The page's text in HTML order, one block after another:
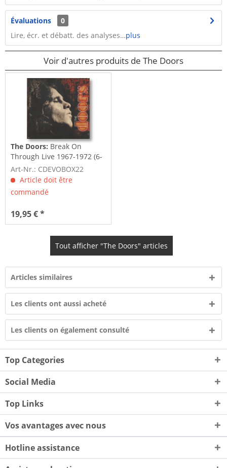
Évaluations
0
Lire, écr. et débatt. des analyses…plus
Voir d'autres produits de The Doors
The Doors: Break On
Through Live 1967-1972 (6-
CD Box)
Art-Nr.: CDEVOBOX22
Article doit être
commandé
19,95 € *
Tout afficher "The Doors" articles
Articles similaires
Les clients ont aussi acheté
Les clients on également consulté
Top Categories
Social Media
Top Links
Vos avantages avec nous
Hotline assistance